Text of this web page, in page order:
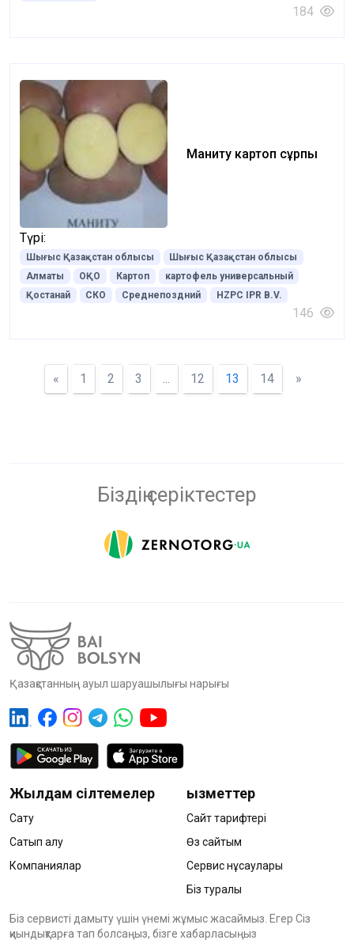
184
Маниту картоп сұрпы
Түрі:
Шығыс Қазақстан облысы
Шығыс Қазақстан облысы
Алматы
ОҚО Картоп
картофель универсальный
Қостанай
СКО Среднепоздний HZPC IPR B.V.
146
« 1 2 3 ... 12 13 14 »
Біздің серіктестер
Қазақстанның ауыл шаруашылығы нарығы
Жылдам сілтемелер
Сату
Сатып алу
Компаниялар
Қызметтер
Сайт тарифтері
Өз сайтым
Сервис нұсқаулары
Біз туралы
Біз сервисті дамыту үшін үнемі жұмыс жасаймыз. Егер Сіз
қиындықтарға тап болсаңыз, бізге хабарласыңыз